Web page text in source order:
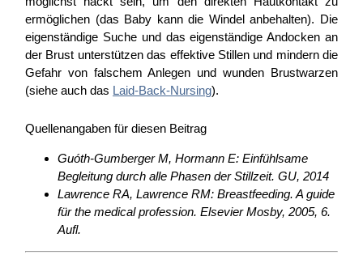
ermöglichen (das Baby kann die Windel anbehalten). Die
eigenständige Suche und das eigenständige Andocken an
der Brust unterstützen das effektive Stillen und mindern die
Gefahr von falschem Anlegen und wunden Brustwarzen
(siehe auch das Laid-Back-Nursing).
Quellenangaben für diesen Beitrag
Guóth-Gumberger M, Hormann E: Einfühlsame
Begleitung durch alle Phasen der Stillzeit. GU, 2014
Lawrence RA, Lawrence RM: Breastfeeding. A guide
für the medical profession. Elsevier Mosby, 2005, 6.
Aufl.